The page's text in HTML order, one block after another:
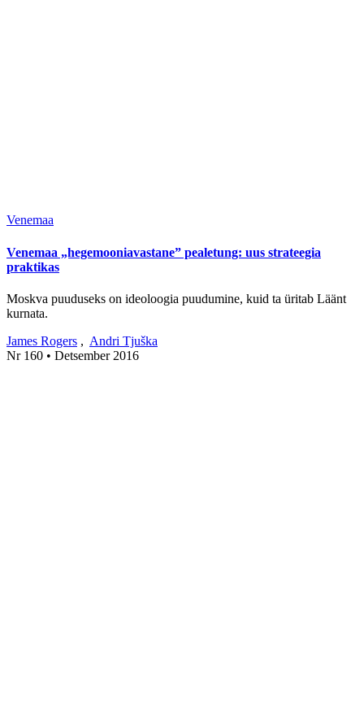
Venemaa
Venemaa „hegemooniavastane” pealetung: uus strateegia
praktikas
Moskva puuduseks on ideoloogia puudumine, kuid ta üritab Läänt
kurnata.
James Rogers , Andri Tjuška
Nr 160 • Detsember 2016